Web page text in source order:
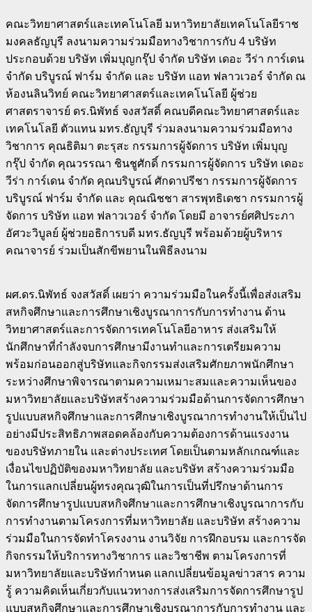
คณะวิทยาศาสตร์และเทคโนโลยี มหาวิทยาลัยเทคโนโลยีราช
มงคลธัญบุรี ลงนามความร่วมมือทางวิชาการกับ 4 บริษัท
ประกอบด้วย บริษัท เพิ่มบุญกรุ๊ป จำกัด บริษัท เดอะ วีร่า การ์เดน
จำกัด บริบูรณ์ ฟาร์ม จำกัด และ บริษัท แอท ฟลาวเวอร์ จำกัด ณ
ห้องนลินวิทย์ คณะวิทยาศาสตร์และเทคโนโลยี ผู้ช่วย
ศาสตราจารย์ ดร.นิพัทธ์ จงสวัสดิ์ คณบดีคณะวิทยาศาสตร์และ
เทคโนโลยี ตัวแทน มทร.ธัญบุรี ร่วมลงนามความร่วมมือทาง
วิชาการ คุณธิติมา ตะรุสะ กรรมการผู้จัดการ บริษัท เพิ่มบุญ
กรุ๊ป จำกัด คุณวรรณา ชินชูศักดิ์ กรรมการผู้จัดการ บริษัท เดอะ
วีร่า การ์เดน จำกัด คุณบริบูรณ์ ศักดาปรีชา กรรมการผู้จัดการ
บริบูรณ์ ฟาร์ม จำกัด และ คุณณิชชา สารพุทธิเดชา กรรมการผู้
จัดการ บริษัท แอท ฟลาวเวอร์ จำกัด โดยมี อาจารย์ศศิประภา
อัศวะวิบูลย์ ผู้ช่วยอธิการบดี มทร.ธัญบุรี พร้อมด้วยผู้บริหาร
คณาจารย์ ร่วมเป็นสักขีพยานในพิธีลงนาม
ผศ.ดร.นิพัทธ์ จงสวัสดิ์ เผยว่า ความร่วมมือในครั้งนี้เพื่อส่งเสริม
สหกิจศึกษาและการศึกษาเชิงบูรณาการกับการทำงาน ด้าน
วิทยาศาสตร์และการจัดการเทคโนโลยีอาหาร ส่งเสริมให้
นักศึกษาที่กำลังจบการศึกษามีงานทำและการเตรียมความ
พร้อมก่อนออกสู่บริษัทและกิจกรรมส่งเสริมศักยภาพนักศึกษา
ระหว่างศึกษาพิจารณาตามความเหมาะสมและความเห็นของ
มหาวิทยาลัยและบริษัทสร้างความร่วมมือด้านการจัดการศึกษา
รูปแบบสหกิจศึกษาและการศึกษาเชิงบูรณาการทำงานให้เป็นไป
อย่างมีประสิทธิภาพสอดคล้องกับความต้องการด้านแรงงาน
ของบริษัทภายใน และต่างประเทศ โดยเป็นตามหลักเกณฑ์และ
เงื่อนไขปฏิบัติของมหาวิทยาลัย และบริษัท สร้างความร่วมมือ
ในการแลกเปลี่ยนผู้ทรงคุณวุฒิในการเป็นที่ปรึกษาด้านการ
จัดการศึกษารูปแบบสหกิจศึกษาและการศึกษาเชิงบูรณาการกับ
การทำงานตามโครงการที่มหาวิทยาลัย และบริษัท สร้างความ
ร่วมมือในการจัดทำโครงงาน งานวิจัย การฝึกอบรม และการจัด
กิจกรรมให้บริการทางวิชาการ และวิชาชีพ ตามโครงการที่
มหาวิทยาลัยและบริษัทกำหนด แลกเปลี่ยนข้อมูลข่าวสาร ความ
รู้ ความคิดเห็นเกี่ยวกับแนวทางการส่งเสริมการจัดการศึกษารูป
แบบสหกิจศึกษาและการศึกษาเชิงบูรณาการกับการทำงาน และ